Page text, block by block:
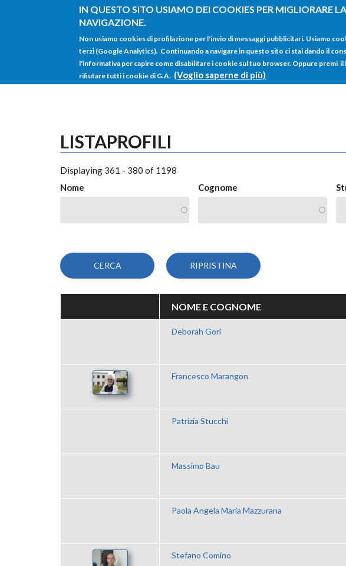
IN QUESTO SITO USIAMO DEI COOKIES PER MIGLIORARE
NAVIGAZIONE.
Non usiamo cookies di profilazione per l'invio di messaggi pubblicitari. Usiamo
terzi (Google Analytics). Continuando a navigare in questo sito ci stai dando il
l'informativa per capire come disabilitare i cookie sul tuo browser. Oppure premi
rifiutare tutti i cookie di G.A. (Voglio saperne di più)
Salta al contenuto principale
LISTAPROFILI
Displaying 361 - 380 of 1198
Nome
Cognome
NOME E COGNOME
Deborah Gori
Francesco Marangon
Patrizia Stucchi
Massimo Bau
Paola Angela Maria Mazzurana
Stefano Comino